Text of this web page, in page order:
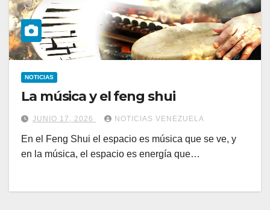
NOTICIAS
La música y el feng shui
JUNIO 17, 2026 NOTICIAS VENEZUELA
En el Feng Shui el espacio es música que se ve, y
en la música, el espacio es energía que…